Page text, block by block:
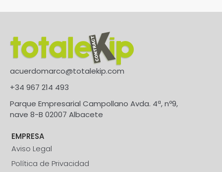
acuerdomarco@totalekip.com
+34 967 214 493
Parque Empresarial Campollano Avda. 4ª, nº9,
nave 8-B 02007 Albacete
EMPRESA
Aviso Legal
Política de Privacidad